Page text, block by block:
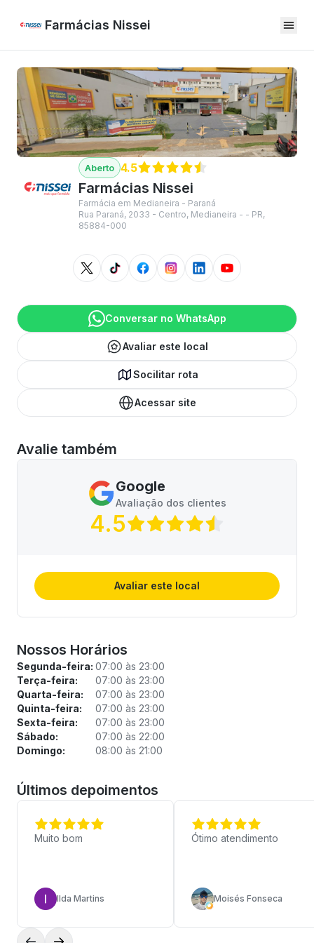
Farmácias Nissei
4.5
Farmácias Nissei
Farmácia em Medianeira - Paraná
Rua Paraná, 2033 - Centro, Medianeira - - PR,
85884-000
Conversar no WhatsApp
Avaliar este local
Socilitar rota
Acessar site
Avalie também
Google
Avaliação dos clientes
4.5
Avaliar este local
Nossos Horários
Segunda-feira: 07:00 às 23:00
Terça-feira:
07:00 às 23:00
Quarta-feira:
07:00 às 23:00
Quinta-feira:
07:00 às 23:00
Sexta-feira:
07:00 às 23:00
Sábado:
07:00 às 22:00
Domingo:
08:00 às 21:00
Últimos depoimentos
Muito bom
Ilda Martins
Ótimo atendimento
Moisés Fonseca